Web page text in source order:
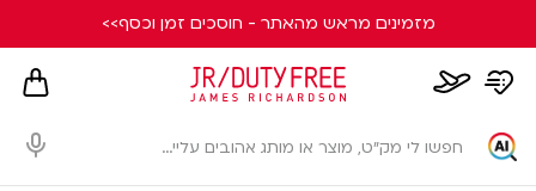
מזמינים מראש מהאתר - חוסכים זמן וכסף>>
whishlist
page
card